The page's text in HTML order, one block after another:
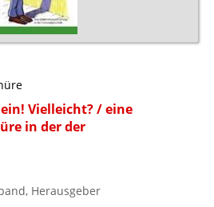
Vielleicht? / eine
in der der
Herausgeber